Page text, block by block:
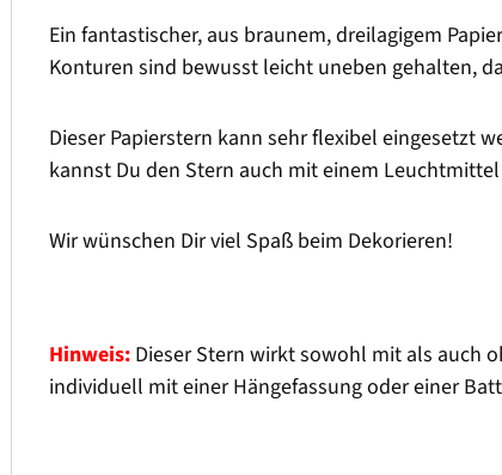
Ein fantastischer, aus braunem, dreilagigem
Konturen sind bewusst leicht uneben gehalten,
Dieser Papierstern kann sehr flexibel eingesetzt
kannst Du den Stern auch mit einem
Wir wünschen Dir viel Spaß beim Dekorieren!
Hinweis: Dieser Stern wirkt sowohl mit als auch
individuell mit einer Hängefassung oder einer